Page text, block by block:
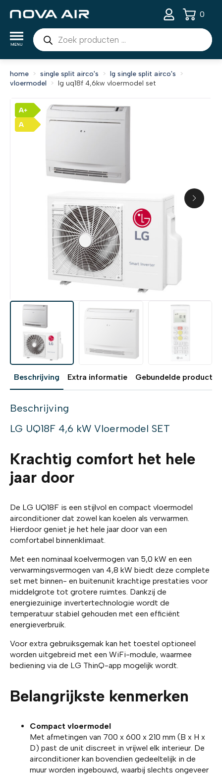
Producten
zoeken
0
home single split airco's
lg single split airco's
vloermodel
lg uq18f 4,6kw vloermodel set
Beschrijving Extra informatie Gebundelde producten
Beschrijving
LG UQ18F 4,6 kW Vloermodel SET
Krachtig comfort het hele
jaar door
De LG UQ18F is een stijlvol en compact vloermodel
airconditioner dat zowel kan koelen als verwarmen.
Hierdoor geniet je het hele jaar door van een
comfortabel binnenklimaat.
Met een nominaal koelvermogen van 5,0 kW en een
verwarmingsvermogen van 4,8 kW biedt deze complete
set met binnen- en buitenunit krachtige prestaties voor
middelgrote tot grotere ruimtes. Dankzij de
energiezuinige invertertechnologie wordt de
temperatuur stabiel gehouden met een efficiënt
energieverbruik.
Voor extra gebruiksgemak kan het toestel optioneel
worden uitgebreid met een WiFi-module, waarmee
bediening via de LG ThinQ-app mogelijk wordt.
Belangrijkste kenmerken
Compact vloermodel
Met afmetingen van 700 x 600 x 210 mm (B x H x
D) past de unit discreet in vrijwel elk interieur. De
airconditioner kan bovendien gedeeltelijk in de
muur worden ingebouwd, waarbij slechts ongeveer